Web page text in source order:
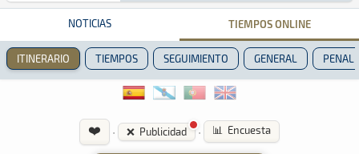
TIENDA
ARCHIVO
NOTICIAS TIEMPOS ONLINE
ITINERARIO TIEMPOS SEGUIMIENTO GENERAL
❤️ · ❌ Publicidad · 📊 Encuesta